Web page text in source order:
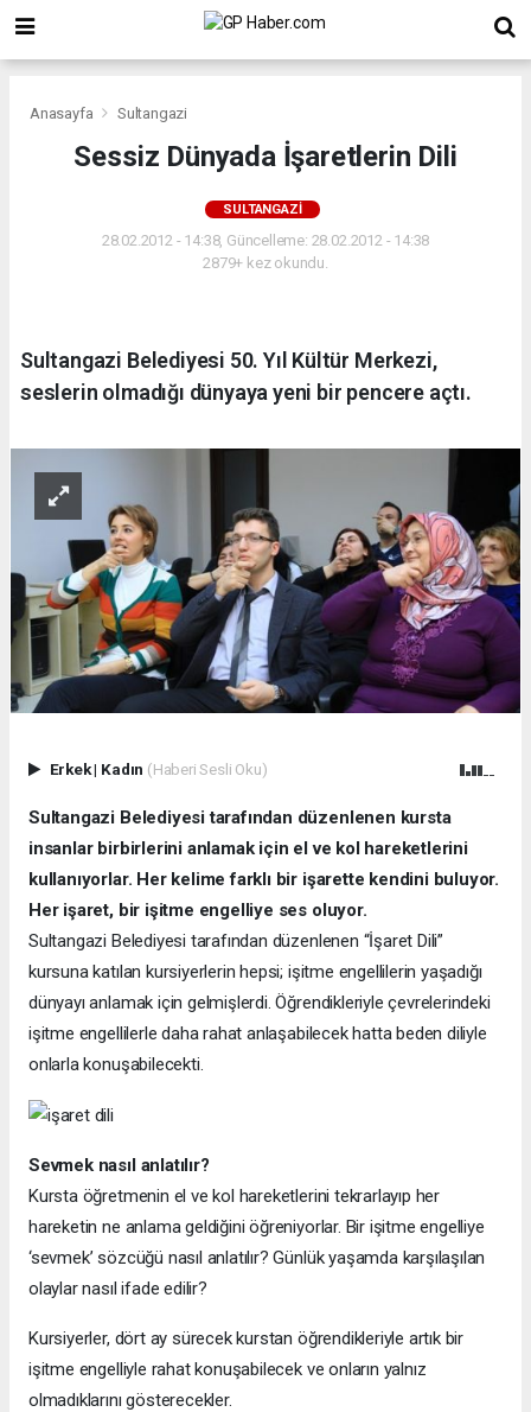
Anasayfa Sultangazi
Sessiz Dünyada İşaretlerin Dili
SULTANGAZI
28.02.2012 - 14:38, Güncelleme: 28.02.2012 - 14:38
2879+ kez okundu.
Sultangazi Belediyesi 50. Yıl Kültür Merkezi,
seslerin olmadığı dünyaya yeni bir pencere açtı.
Erkek| Kadın (Haberi Sesli Oku)
Sultangazi Belediyesi tarafından düzenlenen kursta
insanlar birbirlerini anlamak için el ve kol hareketlerini
kullanıyorlar. Her kelime farklı bir işarette kendini buluyor.
Her işaret, bir işitme engelliye ses oluyor.
Sultangazi Belediyesi tarafından düzenlenen “İşaret Dili”
kursuna katılan kursiyerlerin hepsi; işitme engellilerin yaşadığı
dünyayı anlamak için gelmişlerdi. Öğrendikleriyle çevrelerindeki
işitme engellilerle daha rahat anlaşabilecek hatta beden diliyle
onlarla konuşabilecekti.
Sevmek nasıl anlatılır?
Kursta öğretmenin el ve kol hareketlerini tekrarlayıp her
hareketin ne anlama geldiğini öğreniyorlar. Bir işitme engelliye
‘sevmek’ sözcüğü nasıl anlatılır? Günlük yaşamda karşılaşılan
olaylar nasıl ifade edilir?
Kursiyerler, dört ay sürecek kurstan öğrendikleriyle artık bir
işitme engelliyle rahat konuşabilecek ve onların yalnız
olmadıklarını gösterecekler.